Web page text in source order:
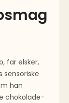
far elsker,
han
chokolade-